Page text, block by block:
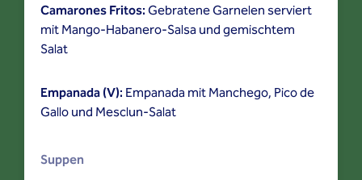
Camarones Fritos:Gebratene Garnelen serviert
mit Mango-Habanero-Salsa und gemischtem
Salat
Empanada (V): Empanada mit Manchego, Pico de
Gallo und Mesclun-Salat
Suppen